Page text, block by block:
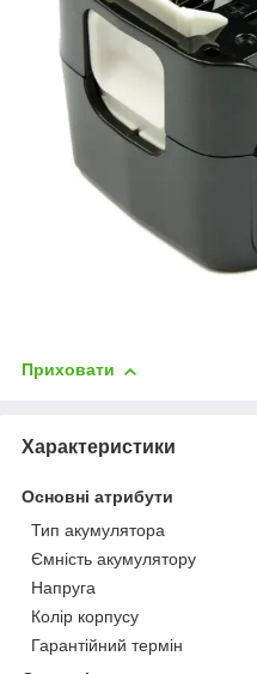
Приховати
Характеристики
Основні атрибути
Тип акумулятора
Ємність акумулятору
Напруга
Колір корпусу
Гарантійний термін